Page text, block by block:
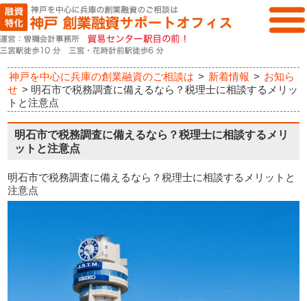
神戸を中心に兵庫の創業融資のご相談は > 新着情報 > お知ら
せ > 明石市で税務調査に備えるなら？税理士に相談するメリッ
トと注意点
明石市で税務調査に備えるなら？税理士に相談するメリ
ットと注意点
明石市で税務調査に備えるなら？税理士に相談するメリットと
注意点